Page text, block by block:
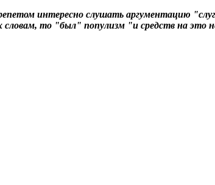
интересно слушать аргументацию
словам, то "был" популизм "и средств на это